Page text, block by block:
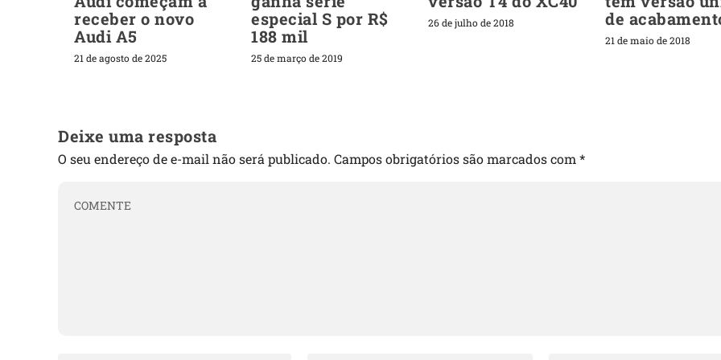
receber o novo
Audi A5
21 de agosto de 2025
especial S por R$
188 mil
25 de março de 2019
26 de julho de 2018
de
21 de maio de 2018
Deixe uma resposta
O seu endereço de e-mail não será publicado. Campos obrigatórios são marcados com*